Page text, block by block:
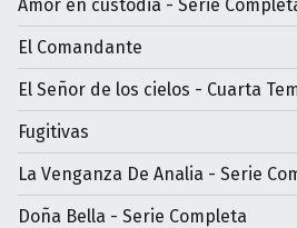
Amor en custodia - Serie
El Comandante
El Señor de los cielos - Cuarta
Fugitivas
La Venganza De Analia - Serie
Doña Bella - Serie Completa